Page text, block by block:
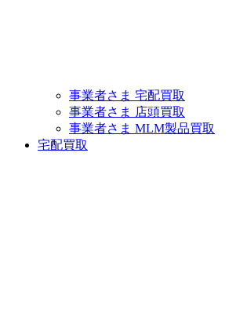
事業者さま 宅配買取
事業者さま 店頭買取
事業者さま MLM製品買取
宅配買取